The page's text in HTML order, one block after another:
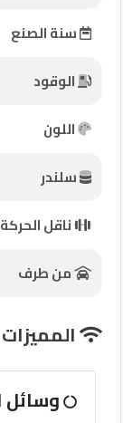
شركات
مميزة
إتصل
بنا
المنتدى
كيو
نمبر
كيو
كارز
سنة الصنع
الوقود
اللون
سلندر
ناقل الحركة
من طرف
المميزات
وسائل